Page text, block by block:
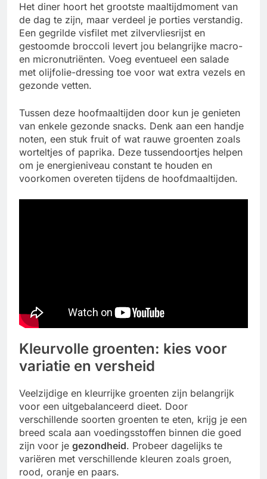
Het diner hoort het grootste maaltijdmoment van
de dag te zijn, maar verdeel je porties verstandig.
Een gegrilde visfilet met zilvervliesrijst en
gestoomde broccoli levert jou belangrijke macro-
en micronutriënten. Voeg eventueel een salade
met olijfolie-dressing toe voor wat extra vezels en
gezonde vetten.
Tussen deze hoofmaaltijden door kun je genieten
van enkele gezonde snacks. Denk aan een handje
noten, een stuk fruit of wat rauwe groenten zoals
worteltjes of paprika. Deze tussendoortjes helpen
om je energieniveau constant te houden en
voorkomen overeten tijdens de hoofdmaaltijden.
Kleurvolle groenten: kies voor
variatie en versheid
Veelzijdige en kleurrijke groenten zijn belangrijk
voor een uitgebalanceerd dieet. Door
verschillende soorten groenten te eten, krijg je een
breed scala aan voedingsstoffen binnen die goed
zijn voor je gezondheid. Probeer dagelijks te
variëren met verschillende kleuren zoals groen,
rood, oranje en paars.